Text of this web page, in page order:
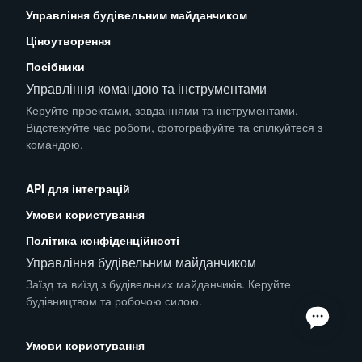
Управління будівельним майданчиком
Ціноутворення
Посібники
Управління командою та інструментами
Керуйте проектами, завданнями та інструментами.
Відстежуйте час роботи, фотографуйте та спілкуйтеся з
командою.
API для інтеграцій
Умови користування
Політика конфіденційності
Управління будівельним майданчиком
Заїзд та виїзд з будівельних майданчиків. Керуйте
будівництвом та робочою силою.
Умови користування